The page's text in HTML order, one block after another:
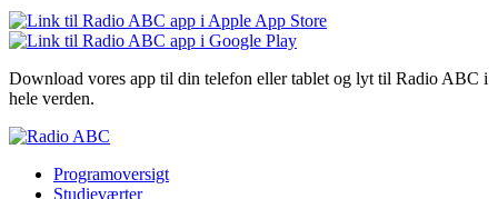
Download vores app til din telefon eller tablet og lyt til Radio ABC i
hele verden.
Programoversigt
Studieværter